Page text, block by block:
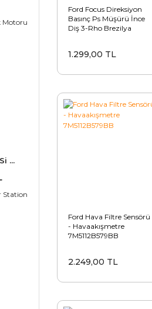
...
Ford Focus Direksiyon
Basınç Ps Müşürü İnce
Diş 3-Rho Brezilya
1.299,00 TL
Ford Hava Filtre Sensörü
- Havaakışmetre
7M5112B579BB
2.249,00 TL